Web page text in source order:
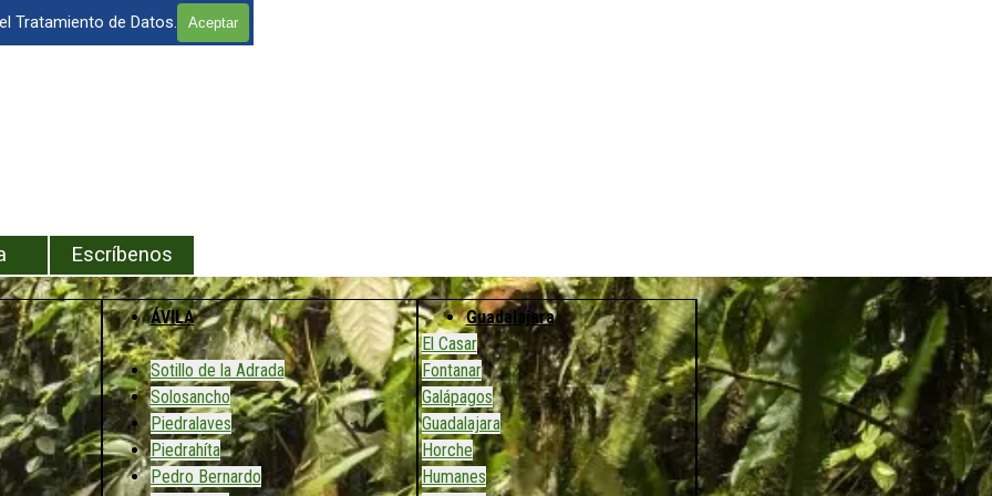
Tratamiento de Datos. Aceptar
Escríbenos
ÁVILA
Sotillo de la Adrada
Solosancho
Piedralaves
Piedrahíta
Pedro Bernardo
Guadalajara
El Casar
Fontanar
Galápagos
Guadalajara
Horche
Humanes